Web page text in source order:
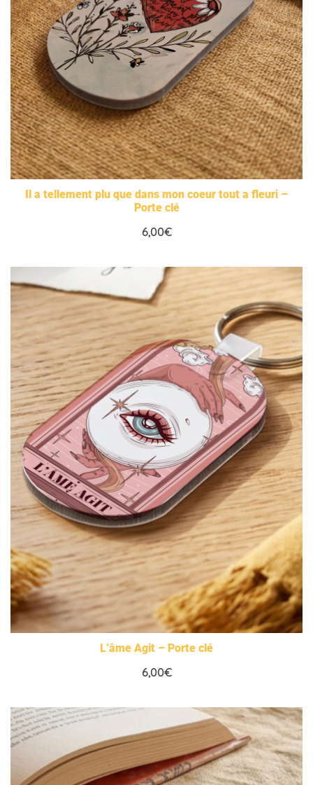
Il a tellement plu que dans mon coeur tout a fleuri –
Porte clé
6,00€
L’âme Agit – Porte clé
6,00€